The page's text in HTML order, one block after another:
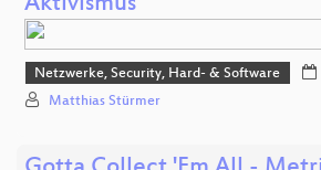
Netzwerke, Security, Hard- & Software
Matthias Stürmer